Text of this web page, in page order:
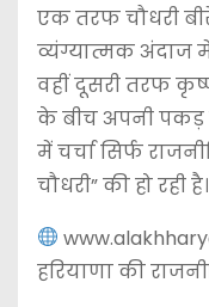
एक तरफ चौधरी
व्यंग्यात्मक अंदाज में
वहीं दूसरी तरफ
के बीच अपनी पकड़
में चर्चा सिर्फ
चौधरी” की हो रही है।
हरियाणा की